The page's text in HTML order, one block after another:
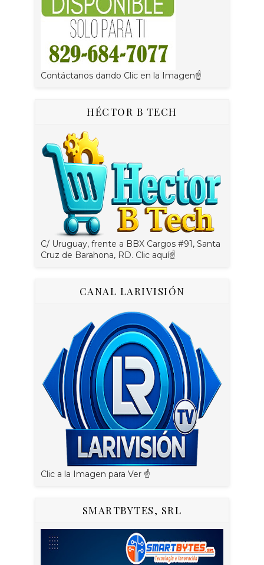
Contáctanos dando Clic en la Imagen☝
HÉCTOR B TECH
C/ Uruguay, frente a BBX Cargos #91, Santa
Cruz de Barahona, RD. Clic aquí☝
CANAL LARIVISIÓN
Clic a la Imagen para Ver ☝️
SMARTBYTES, SRL